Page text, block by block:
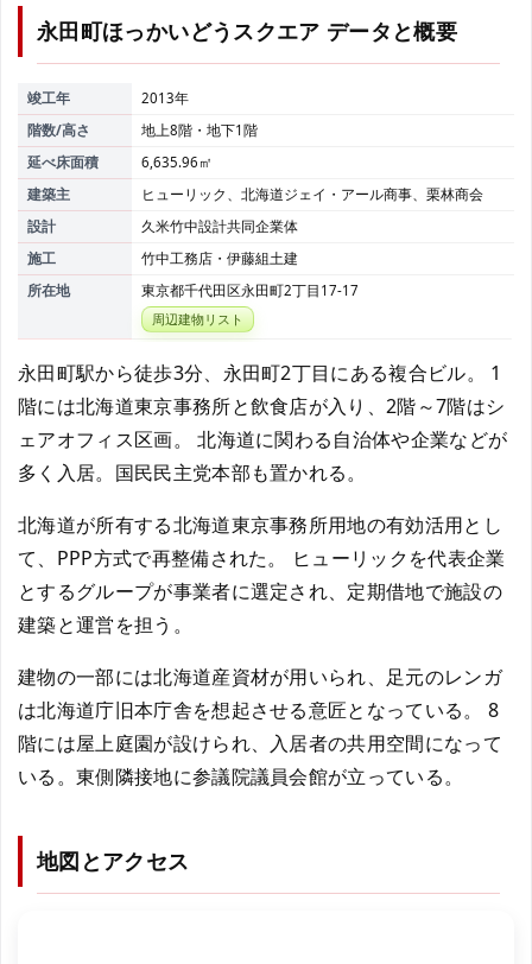
永田町ほっかいどうスクエア データと概要
竣工年
2013年
階数/高さ
地上8階・地下1階
延べ床面積
6,635.96㎡
建築主
ヒューリック、北海道ジェイ・アール商事、栗林商会
設計
久米竹中設計共同企業体
施工
竹中工務店・伊藤組土建
所在地
東京都千代田区永田町2丁目17-17
周辺建物リスト
永田町駅から徒歩3分、永田町2丁目にある複合ビル。 1
階には北海道東京事務所と飲食店が入り、2階～7階はシ
ェアオフィス区画。 北海道に関わる自治体や企業などが
多く入居。国民民主党本部も置かれる。
北海道が所有する北海道東京事務所用地の有効活用とし
て、PPP方式で再整備された。 ヒューリックを代表企業
とするグループが事業者に選定され、定期借地で施設の
建築と運営を担う。
建物の一部には北海道産資材が用いられ、足元のレンガ
は北海道庁旧本庁舎を想起させる意匠となっている。 8
階には屋上庭園が設けられ、入居者の共用空間になって
いる。東側隣接地に参議院議員会館が立っている。
地図とアクセス